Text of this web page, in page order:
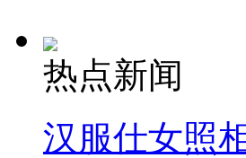
热点新闻
汉服仕女照